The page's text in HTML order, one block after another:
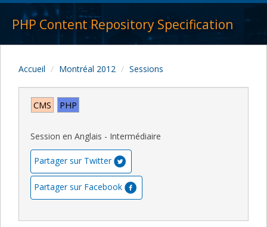
PHP Content Repository Specification
Accueil Montréal 2012 Sessions
CMS PHP
Session en Anglais - Intermédiaire
Partager sur Twitter
Partager sur Facebook